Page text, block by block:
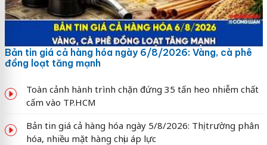
Bản tin giá cả hàng hóa ngày 6/8/2026: Vàng, cà phê
đồng loạt tăng mạnh
Toàn cảnh hành trình chặn đứng 35 tấn heo nhiễm chất
cấm vào TP.HCM
Bản tin giá cả hàng hóa ngày 5/8/2026: Thị trường phân
hóa, nhiều mặt hàng chịu áp lực